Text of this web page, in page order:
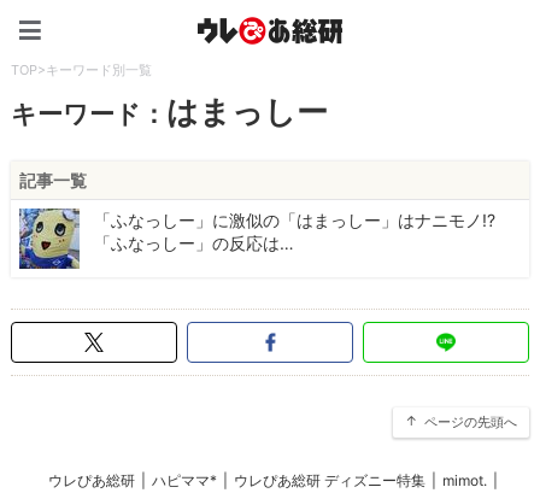
TOP>キーワード別一覧
キーワード： はまっしー
記事一覧
「ふなっしー」に激似の「はまっしー」はナニモノ!?
「ふなっしー」の反応は…
ページの先頭へ
ウレぴあ総研 ハピママ* ウレぴあ総研 ディズニー特集 mimot.